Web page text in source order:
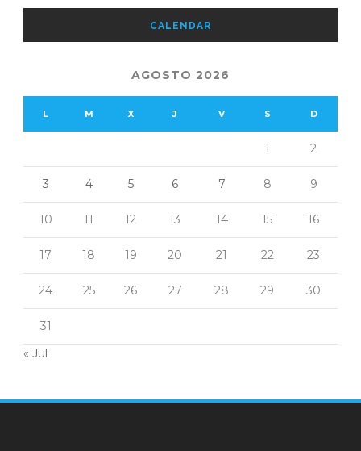
CALENDAR
AGOSTO 2026
L M X J V S D
1 2
3 4 5 6 7 8 9
10 11 12 13 14 15 16
17 18 19 20 21 22 23
24 25 26 27 28 29 30
31
« Jul